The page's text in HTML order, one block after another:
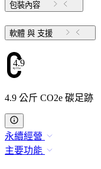
包裝內容
軟體 與 支援
4.9
4.9 公斤 CO2e 碳足跡
永續經營
主要功能